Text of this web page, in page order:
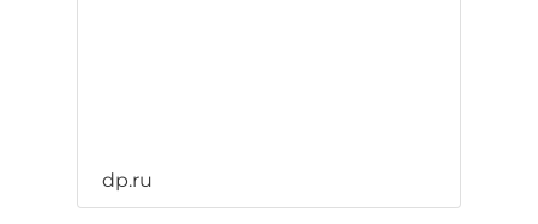
dp.ru